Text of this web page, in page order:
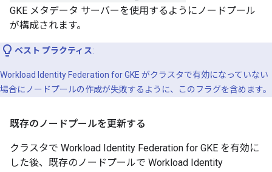
GKE メタデータ サーバーを使用するようにノードプール
が構成されます。
ベスト プラクティス:
Workload Identity Federation for GKE がクラスタで有効になっていない
場合にノードプールの作成が失敗するように、このフラグを含めます。
既存のノードプールを更新する
クラスタで Workload Identity Federation for GKE を有効に
した後、既存のノードプールで Workload Identity